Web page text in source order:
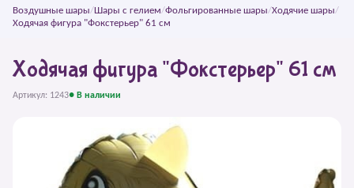
Воздушные шары/Шары с гелием/Фольгированные шары/Ходячие шары/
Ходячая фигура "Фокстерьер" 61 см
Ходячая фигура "Фокстерьер" 61 см
Артикул: 1243● В наличии